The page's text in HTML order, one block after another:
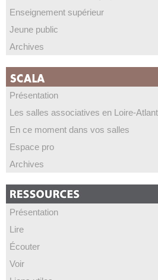
Enseignement supérieur
Jeune public
Archives
Présentation
Les salles associatives en Loire-
En ce moment dans vos salles
Espace pro
Archives
Présentation
Lire
Écouter
Voir